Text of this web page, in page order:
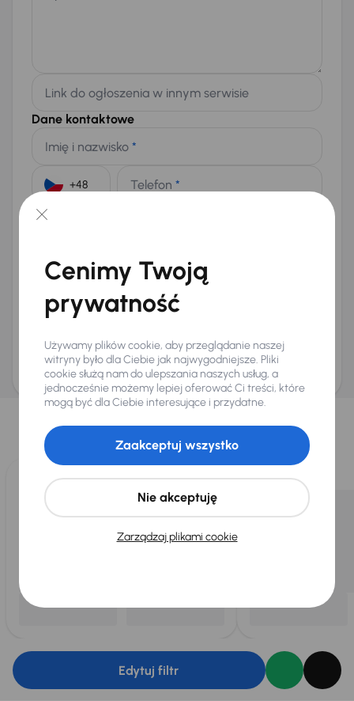
Link do ogłoszenia w innym serwisie
Dane kontaktowe
Imię i nazwisko *
Telefon *
E-mail
Na e-mail(opcjonalnie)
Na numer telefonu (opcjonalnie)
Wyślij zapytanie
ani zagwarantowaną dostępnością pojazdu. AURES Holdings a.s., z siedzibą
Dopraváků 874/15, Čimice, 184 00 Praga 8, będzie przechowywać i przetwarzać
Twoje dane osobowe zgodnie z zasadami ochrony i przetwarzaniadanych
osobowych.
Wybraliśmy dla Ciebie
Wybieramy dla Ciebie
z naszej oferty. Kupimy
dla Ciebiedo 400 pojazdówkażdego dnia.
Edytuj filtr
Cenimy Twoją
prywatność
Używamy plików cookie, aby przeglądanie naszej
witryny było dla Ciebie jak najwygodniejsze. Pliki
cookie służą nam do ulepszania naszych usług, a
jednocześnie możemy lepiej oferować Ci treści, które
mogą być dla Ciebie interesujące i przydatne.
Zarządzaj plikami cookie
Nie akceptuję
Zaakceptuj wszystko